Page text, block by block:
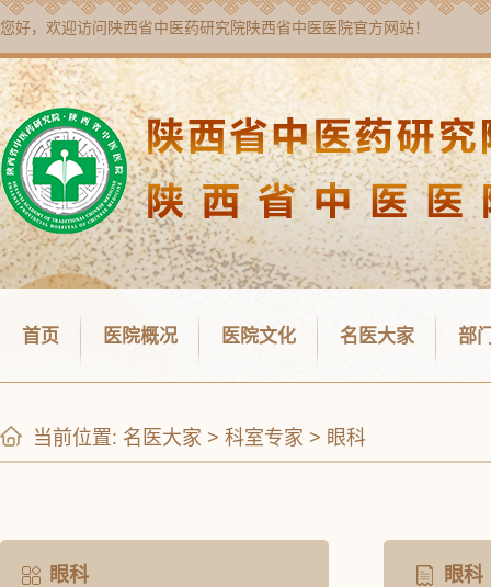
您好，欢迎访问 陕西省中医药研究院陕西省中医医院官方网站！
首页 医院概况 医院文化 名医大家 部
当前位置: 名医大家 > 科室专家 > 眼科
眼科 眼科